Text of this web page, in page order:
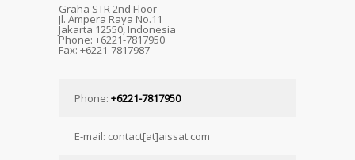
Graha STR 2nd Floor
Jl. Ampera Raya No.11
Jakarta 12550, Indonesia
Phone: +6221-7817950
Fax: +6221-7817987
Phone: +6221-7817950
E-mail: contact[at]aissat.com